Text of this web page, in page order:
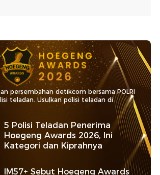
persembahan detikcom bersama POLRI
teladan. Usulkan polisi teladan di
5 Polisi Teladan Penerima
Hoegeng Awards 2026, Ini
Kategori dan Kiprahnya
IM57+ Sebut Hoegeng Awards